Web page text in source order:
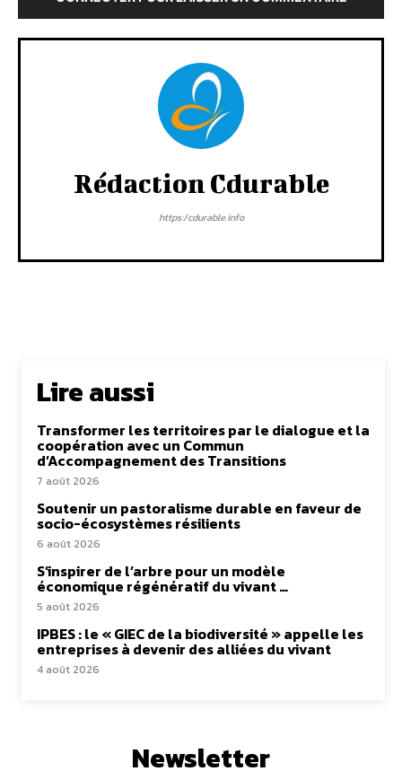
Rédaction Cdurable
https:/cdurable.info
Lire aussi
Transformer les territoires par le dialogue et la
coopération avec un Commun
d’Accompagnement des Transitions
7 août 2026
Soutenir un pastoralisme durable en faveur de
socio-écosystèmes résilients
6 août 2026
S’inspirer de l’arbre pour un modèle
économique régénératif du vivant …
5 août 2026
IPBES : le « GIEC de la biodiversité » appelle les
entreprises à devenir des alliées du vivant
4 août 2026
Newsletter